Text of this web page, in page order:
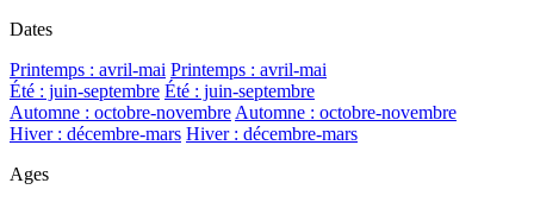
Dates
Printemps : avril-mai Printemps : avril-mai
Été : juin-septembre Été : juin-septembre
Automne : octobre-novembre Automne : octobre-novembre
Hiver : décembre-mars Hiver : décembre-mars
Ages